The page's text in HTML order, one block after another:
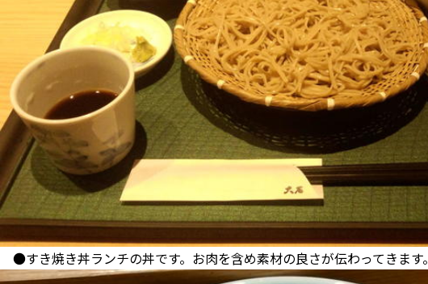
●すき焼き丼ランチの丼です。お肉を含め素材の良さが伝わってきます。